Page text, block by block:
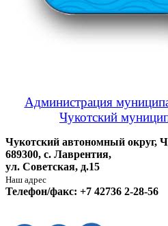
Администрация
Чукотский
Чукотский автономный округ,
689300, с. Лаврентия,
ул. Советская, д.15
Наш адрес
Телефон/факс: +7 42736 2-28-56